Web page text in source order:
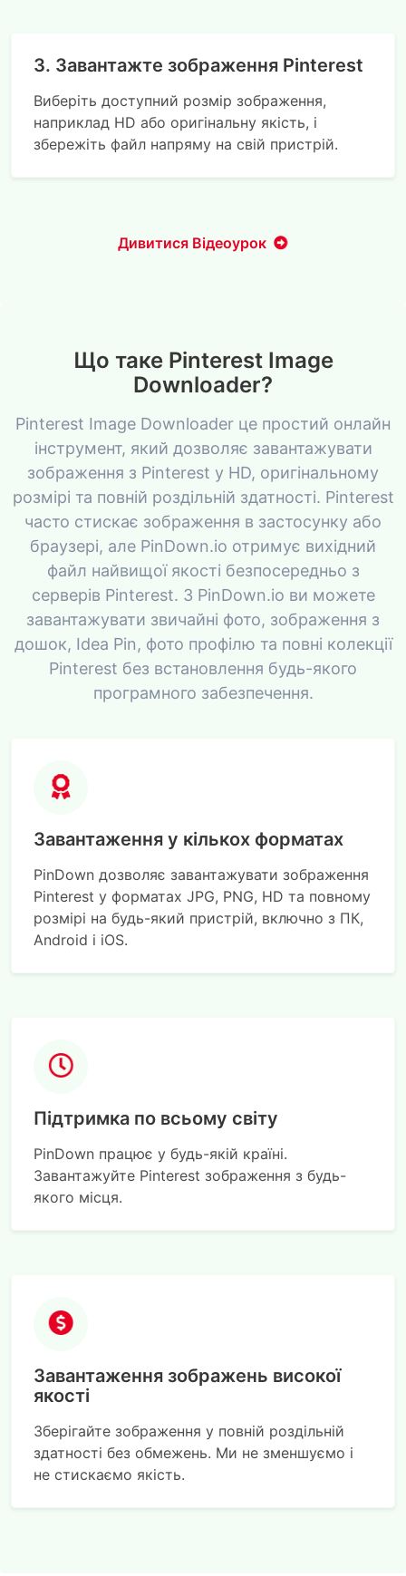
3. Завантажте зображення Pinterest
Виберіть доступний розмір зображення,
наприклад HD або оригінальну якість, і
збережіть файл напряму на свій пристрій.
Дивитися Відеоурок
Що таке Pinterest Image
Downloader?
Pinterest Image Downloader це простий онлайн
інструмент, який дозволяє завантажувати
зображення з Pinterest у HD, оригінальному
розмірі та повній роздільній здатності. Pinterest
часто стискає зображення в застосунку або
браузері, але PinDown.io отримує вихідний
файл найвищої якості безпосередньо з
серверів Pinterest. З PinDown.io ви можете
завантажувати звичайні фото, зображення з
дошок, Idea Pin, фото профілю та повні колекції
Pinterest без встановлення будь-якого
програмного забезпечення.
Завантаження у кількох форматах
PinDown дозволяє завантажувати зображення
Pinterest у форматах JPG, PNG, HD та повному
розмірі на будь-який пристрій, включно з ПК,
Android і iOS.
Підтримка по всьому світу
PinDown працює у будь-якій країні.
Завантажуйте Pinterest зображення з будь-
якого місця.
Завантаження зображень високої
якості
Зберігайте зображення у повній роздільній
здатності без обмежень. Ми не зменшуємо і
не стискаємо якість.